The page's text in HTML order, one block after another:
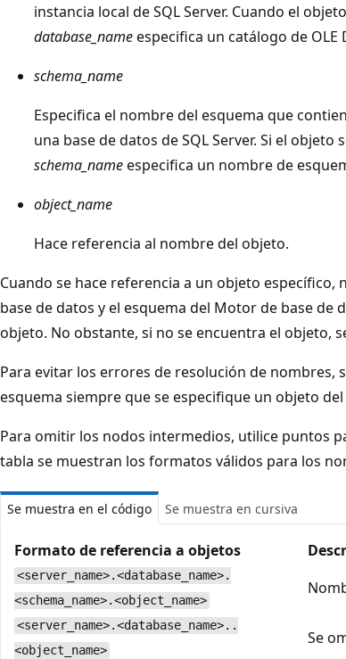
instancia local de SQL Server. Cuando el
database_nameespecifica un catálogo de OLE
schema_name
Especifica el nombre del esquema que
una base de datos de SQL Server. Si el
schema_nameespecifica un nombre de
object_name
Hace referencia al nombre del objeto.
Cuando se hace referencia a un objeto específico,
base de datos y el esquema del Motor de base de
objeto. No obstante, si no se encuentra el objeto,
Para evitar los errores de resolución de nombres,
esquema siempre que se especifique un objeto
Para omitir los nodos intermedios, utilice puntos
tabla se muestran los formatos válidos para los
Se muestra en el código Se muestra en cursiva
Formato de referencia a objetos
<server_name>.<database_name>.
<schema_name>.<object_name>
<server_name>.<database_name>..
<object_name>
Se